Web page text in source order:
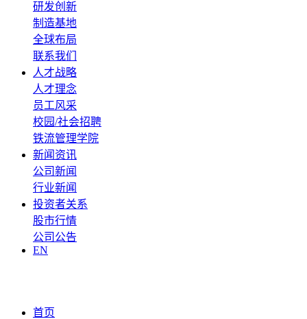
研发创新
制造基地
全球布局
联系我们
人才战略
人才理念
员工风采
校园/社会招聘
铁流管理学院
新闻资讯
公司新闻
行业新闻
投资者关系
股市行情
公司公告
EN
首页